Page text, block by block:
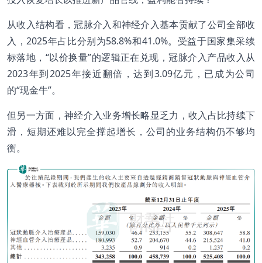
从收入结构看，冠脉介入和神经介入基本贡献了公司全部收
入，2025年占比分别为58.8%和41.0%。受益于国家集采续
标落地，“以价换量”的逻辑正在兑现，冠脉介入产品收入从
2023年到2025年接近翻倍，达到3.09亿元，已成为公司
的“现金牛”。
但另一方面，神经介入业务增长略显乏力，收入占比持续下
滑，短期还难以完全撑起增长，公司的业务结构仍不够均
衡。